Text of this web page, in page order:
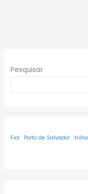
Pesquisar
Fiol Porto de Salvador